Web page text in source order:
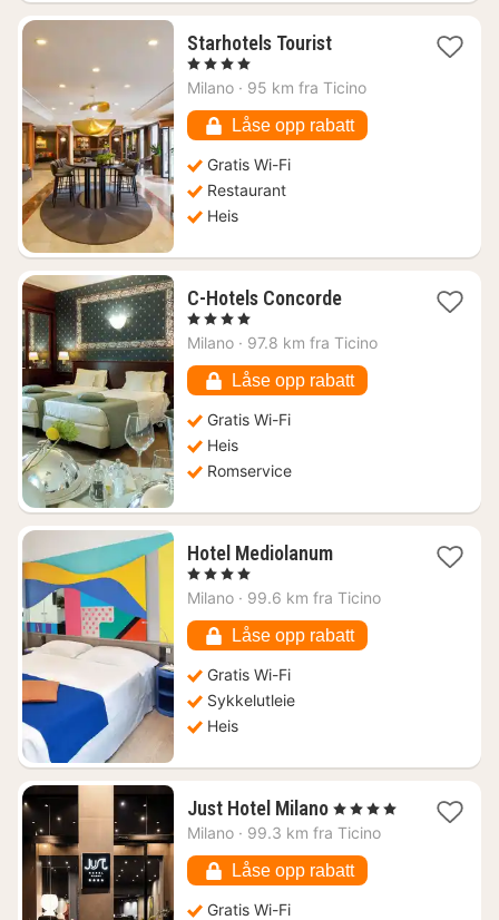
Starhotels Tourist1
fra
kr.
, 4 Stjerner
Milano · 95 km fra Ticino
Låse opp rabatt
Gratis Wi-Fi
Restaurant
Heis
C-Hotels Concorde1
fra
kr.
, 4 Stjerner
Milano · 97.8 km fra Ticino
Låse opp rabatt
Gratis Wi-Fi
Heis
Romservice
Hotel Mediolanum1
fra
kr.
, 4 Stjerner
Milano · 99.6 km fra Ticino
Låse opp rabatt
Gratis Wi-Fi
Sykkelutleie
Heis
Just Hotel Milano1
natt
921
kr.
, 4 Stjerner
Milano · 99.3 km fra Ticino
Låse opp rabatt
Gratis Wi-Fi